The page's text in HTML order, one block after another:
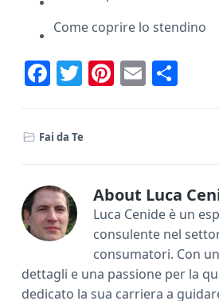
Come coprire lo stendino
F
e
b
ok
T
te
Pi E C
di
Fai da Te
About Luca
Luca Cenide è un
consulente nel
consumatori. Con
dettagli e una passione per la
dedicato la sua carriera a